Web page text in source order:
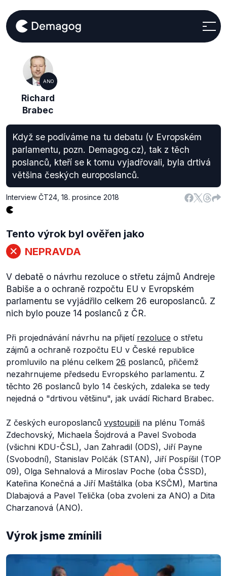
ANO
Richard
Brabec
Když se podíváme na tu debatu (v Evropském
parlamentu, pozn. Demagog.cz), tak z těch
poslanců, kteří se k tomu vyjadřovali, byla drtivá
většina českých europoslanců.
Interview ČT24 18. prosince 2018
Tento výrok byl ověřen jako
NEPRAVDA
V debatě o návrhu rezoluce o střetu zájmů Andreje
Babiše a o ochraně rozpočtu EU v Evropském
parlamentu se vyjádřilo celkem 26 europoslanců. Z
nich bylo pouze 14 poslanců z ČR.
Při projednávání návrhu na přijetí rezoluce o střetu
zájmů a ochraně rozpočtu EU v České republice
promluvilo na plénu celkem 26 poslanců, přičemž
nezahrnujeme předsedu Evropského parlamentu. Z
těchto 26 poslanců bylo 14 českých, zdaleka se tedy
nejedná o "drtivou většinu", jak uvádí Richard Brabec.
Z českých europoslanců vystoupili na plénu Tomáš
Zdechovský, Michaela Šojdrová a Pavel Svoboda
(všichni KDU-ČSL), Jan Zahradil (ODS), Jiří Payne
(Svobodní), Stanislav Polčák (STAN), Jiří Pospíšil (TOP
09), Olga Sehnalová a Miroslav Poche (oba ČSSD),
Kateřina Konečná a Jiří Maštálka (oba KSČM), Martina
Dlabajová a Pavel Telička (oba zvoleni za ANO) a Dita
Charzanová (ANO).
Výrok jsme zmínili